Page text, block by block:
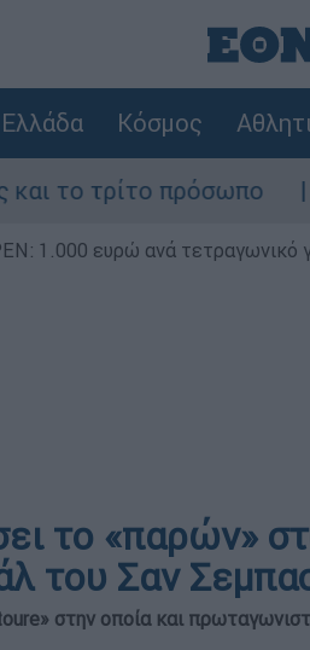
Ελλάδα Κόσμος
πρόσωπο Η
1.000 ευρώ ανά τετραγωνικό
το «παρών»
του Σαν
στην οποία και